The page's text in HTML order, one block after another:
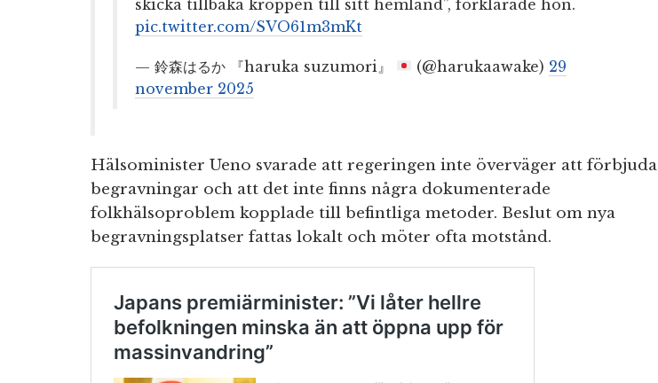
skicka tillbaka kroppen till sitt hemland”, förklarade hon.
pic.twitter.com/SVO61m3mKt
— 鈴森はるか 『haruka suzumori』 (@harukaawake) 29
november 2025
Hälsominister Ueno svarade att regeringen inte överväger att förbjuda
begravningar och att det inte finns några dokumenterade
folkhälsoproblem kopplade till befintliga metoder. Beslut om nya
begravningsplatser fattas lokalt och möter ofta motstånd.